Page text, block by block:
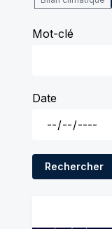
Mot-clé
Date
Rechercher